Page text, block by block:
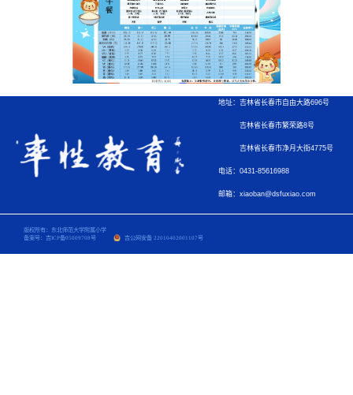
地址：吉林省长春市自由大路696号
吉林省长春市繁荣路8号
吉林省长春市净月大街4775号
电话：0431-85616988
邮箱：xiaoban@dsfuxiao.com
版权所有：东北师范大学附属小学
备案号：吉ICP备05009708号
吉公网安备 22010402001107号